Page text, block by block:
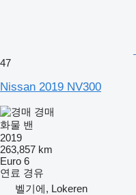
47
Nissan 2019 NV300
경매
화물 밴
2019
263,857 km
Euro 6
연료 경유
벨기에, Lokeren